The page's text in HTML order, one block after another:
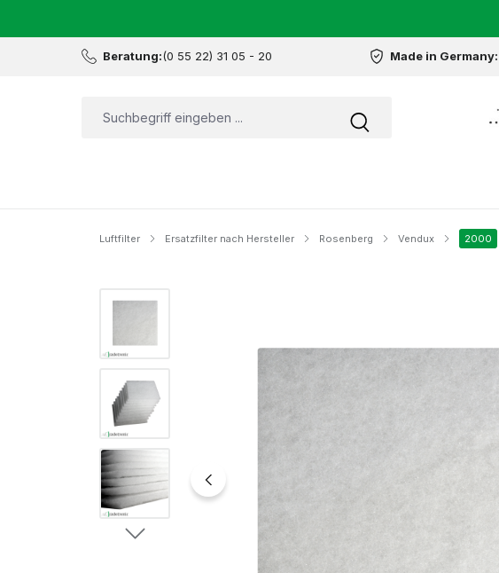
Beratung:(0 55 22) 31 05 - 20 Made in Germany:
Luftfilter Ersatzfilter nach Hersteller Rosenberg Vendux 2000
Bildergalerie überspringen